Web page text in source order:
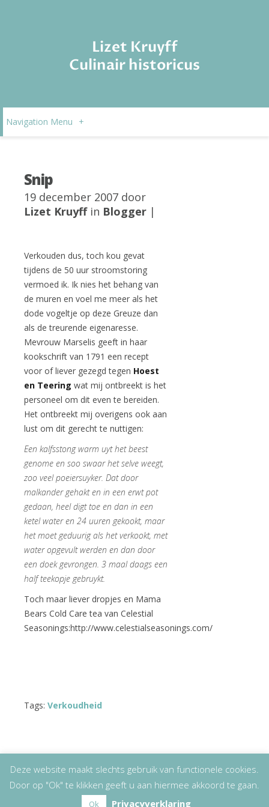
Lizet Kruyff
Culinair historicus
Navigation Menu +
Snip
19 december 2007 door
Lizet Kruyffin Blogger |
Verkouden dus, toch kou gevat
tijdens de 50 uur stroomstoring
vermoed ik. Ik nies het behang van
de muren en voel me meer als het
dode vogeltje op deze Greuze dan
als de treurende eigenaresse.
Mevrouw Marselis geeft in haar
kookschrift van 1791 een recept
voor of liever gezegd tegen Hoest
en Teering wat mij ontbreekt is het
personeel om dit even te bereiden.
Het ontbreekt mij overigens ook aan
lust om dit gerecht te nuttigen:
Een kalfsstong warm uyt het beest
genome en soo swaar het selve weegt,
zoo veel poeiersuyker. Dat door
malkander gehakt en in een erwt pot
gedaan, heel digt toe en dan in een
ketel water en 24 uuren gekookt, maar
het moet geduurig als het verkookt, met
water opgevult werden en dan door
een doek gevrongen. 3 maal daags een
half teekopje gebruykt.
Toch maar liever dropjes en Mama
Bears Cold Care tea van Celestial
Seasonings:http://www.celestialseasonings.com/
Tags: Verkoudheid
Copyright© 2026Lizet Kruyff| Disclaimer
Deze website maakt slechts gebruik van functionele cookies.
Door op "Ok" te klikken geeft u aan hiermee akkoord te gaan.
Ok Privacyverklaring